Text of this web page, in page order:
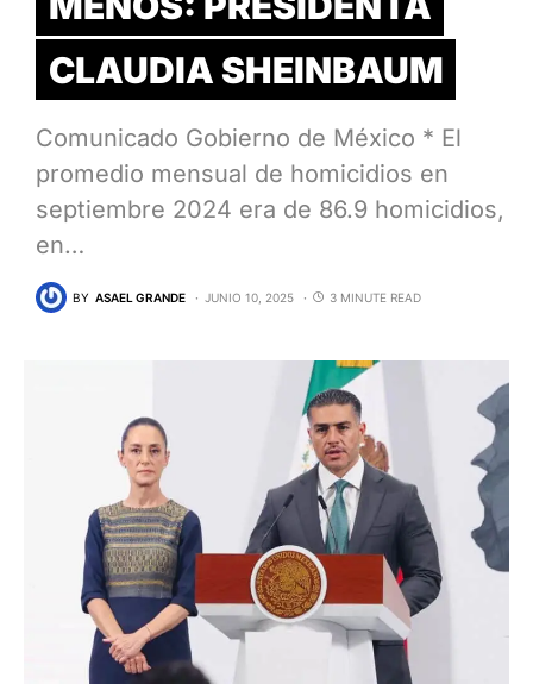
CLAUDIA SHEINBAUM
Comunicado Gobierno de México * El
promedio mensual de homicidios en
septiembre 2024 era de 86.9 homicidios,
en…
BY ASAEL GRANDE JUNIO 10, 2025 3 MINUTE READ